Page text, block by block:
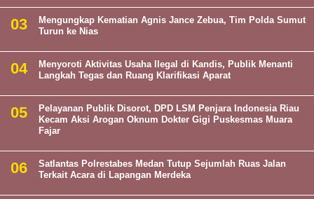
Mengungkap Kematian Agnis Jance Zebua, Tim Polda Sumut
Turun ke Nias
Menyoroti Aktivitas Usaha Ilegal di Kandis, Publik Menanti
Langkah Tegas dan Ruang Klarifikasi Aparat
Pelayanan Publik Disorot, DPD LSM Penjara Indonesia Riau
Kecam Aksi Arogan Oknum Dokter Gigi Puskesmas Muara
Fajar
Satlantas Polrestabes Medan Tutup Sejumlah Ruas Jalan
Terkait Acara di Lapangan Merdeka